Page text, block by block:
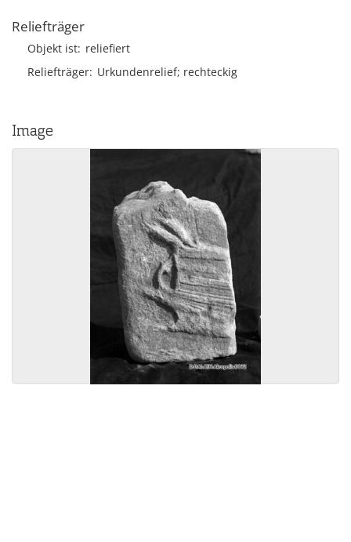
Reliefträger
Objekt ist reliefiert
Reliefträger Urkundenrelief; rechteckig
Image